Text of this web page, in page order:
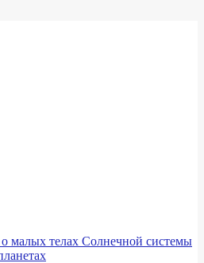
о малых телах Солнечной системы